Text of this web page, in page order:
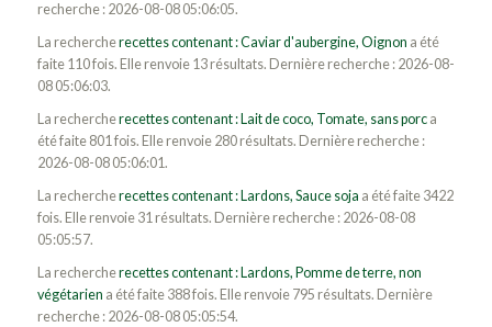
recherche : 2026-08-08 05:06:05.
La rechercherecettes contenant : Caviar d'aubergine, Oignon a été
faite 110 fois. Elle renvoie 13 résultats. Dernière recherche : 2026-08-
08 05:06:03.
La rechercherecettes contenant : Lait de coco, Tomate, sans porca
été faite 801 fois. Elle renvoie 280 résultats. Dernière recherche :
2026-08-08 05:06:01.
La rechercherecettes contenant : Lardons, Sauce soja a été faite 3422
fois. Elle renvoie 31 résultats. Dernière recherche : 2026-08-08
05:05:57.
La rechercherecettes contenant : Lardons, Pomme de terre, non
végétarien a été faite 388 fois. Elle renvoie 795 résultats. Dernière
recherche : 2026-08-08 05:05:54.